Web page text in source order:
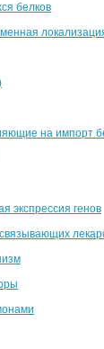
белков
на импорт
экспрессия генов